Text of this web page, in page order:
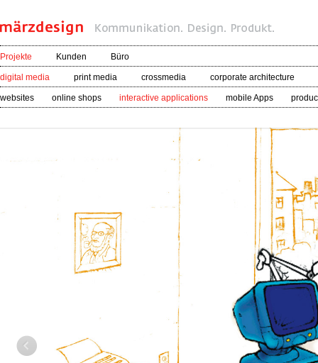
Projekte Kunden Büro
digital media print media crossmedia corporate architecture
websites online shops interactive applications mobile Apps